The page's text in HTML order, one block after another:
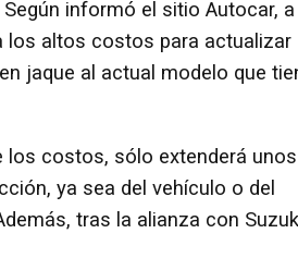
informó el sitio Autocar, a
los altos costos para actualizar
jaque al actual modelo que
los costos, sólo extenderá unos
ya sea del vehículo o del
tras la alianza con